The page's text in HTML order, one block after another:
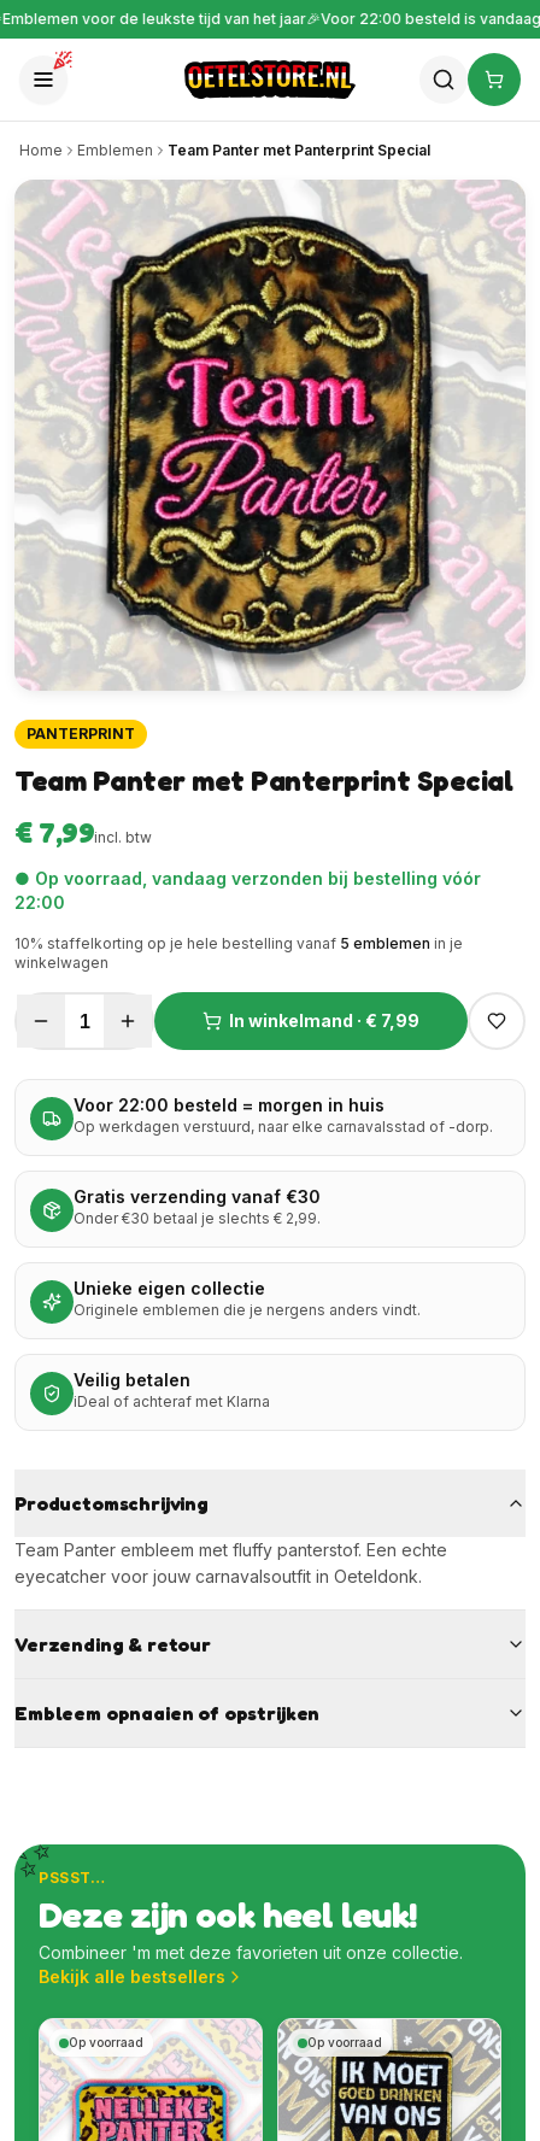
Gratis verzending vanaf €30🎉 Emblemen voor de leukste tijd van het jaar
Home Emblemen Team Panter met Panterprint Special
PANTERPRINT
Team Panter met Panterprint Special
€ 7,99incl. btw
● Op voorraad, vandaag verzonden bij bestelling vóór
22:00
10% staffelkorting op je hele bestelling vanaf 5 emblemen in je
winkelwagen
1 In winkelmand · € 7,99
Voor 22:00 besteld = morgen in huis
Op werkdagen verstuurd, naar elke carnavalsstad of -dorp.
Gratis verzending vanaf €30
Onder €30 betaal je slechts € 2,99.
Unieke eigen collectie
Originele emblemen die je nergens anders vindt.
Veilig betalen
iDeal of achteraf met Klarna
Productomschrijving
Team Panter embleem met fluffy panterstof. Een echte
eyecatcher voor jouw carnavalsoutfit in Oeteldonk.
Verzending & retour
Embleem opnaaien of opstrijken
PSSST…
Deze zijn ook heel leuk!
Combineer 'm met deze favorieten uit onze collectie.
Bekijk alle bestsellers
Op voorraad Op voorraad